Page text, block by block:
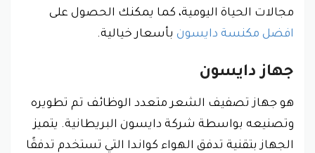
مجالات الحياة اليومية، كما يمكنك الحصول على
افضل مكنسة دايسون بأسعار خيالية.
جهاز دايسون
هو جهاز تصفيف الشعر متعدد الوظائف تم تطويره
وتصنيعه بواسطة شركة دايسون البريطانية. يتميز
الجهاز بتقنية تدفق الهواء كواندا التي تستخدم تدفقًا